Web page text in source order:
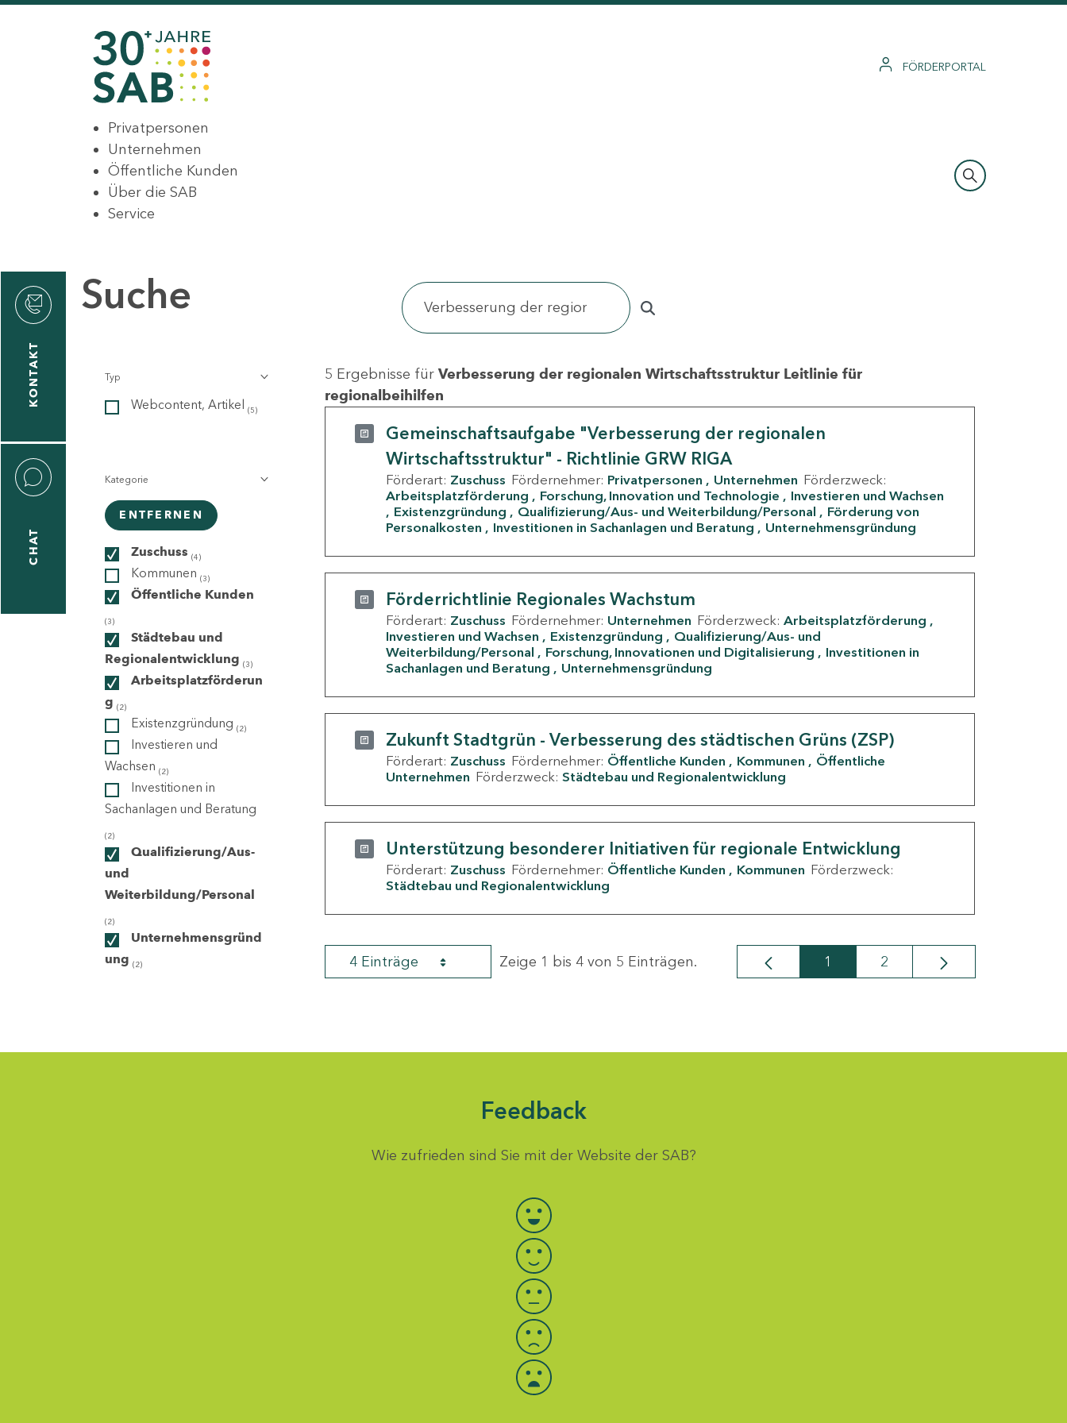
FÖRDERPORTAL
Privatpersonen
Unternehmen
Öffentliche Kunden
Über die SAB
Service
KONTAKT
CHAT
Suche
Typ
Webcontent, Artikel (5)
Kategorie
ENTFERNEN
Zuschuss (4)
Kommunen (3)
Öffentliche Kunden
(3)
Städtebau und
Regionalentwicklung (3)
Arbeitsplatzförderun
g (2)
Existenzgründung (2)
Investieren und
Wachsen (2)
Investitionen in
Sachanlagen und Beratung
(2)
Qualifizierung/Aus-
und
Weiterbildung/Personal
(2)
Unternehmensgründ
ung (2)
5 Ergebnisse für Verbesserung der regionalen Wirtschaftsstruktur Leitlinie für
regionalbeihilfen
Gemeinschaftsaufgabe "Verbesserung der regionalen
Wirtschaftsstruktur" - Richtlinie GRW RIGA
Förderart: Zuschuss Fördernehmer: Privatpersonen Unternehmen Förderzweck:
Arbeitsplatzförderung
Forschung, Innovation und Technologie
Investieren und Wachsen
Existenzgründung
Qualifizierung/Aus- und Weiterbildung/Personal
Förderung von
Personalkosten
Investitionen in Sachanlagen und Beratung Unternehmensgründung
Förderrichtlinie Regionales Wachstum
Förderart: Zuschuss Fördernehmer: Unternehmen Förderzweck: Arbeitsplatzförderung
Investieren und Wachsen
Existenzgründung
Qualifizierung/Aus- und
Weiterbildung/Personal
Forschung, Innovationen und Digitalisierung
Investitionen in
Sachanlagen und Beratung
Unternehmensgründung
Zukunft Stadtgrün - Verbesserung des städtischen Grüns (ZSP)
Förderart: Zuschuss Fördernehmer: Öffentliche Kunden Kommunen
Öffentliche
Unternehmen Förderzweck: Städtebau und Regionalentwicklung
Unterstützung besonderer Initiativen für regionale Entwicklung
Förderart: Zuschuss Fördernehmer: Öffentliche Kunden Kommunen Förderzweck:
Städtebau und Regionalentwicklung
4 Einträge Zeige 1 bis 4 von 5 Einträgen. Seite
1 Seite
2
Feedback
Wie zufrieden sind Sie mit der Website der SAB?
Bewertung auswählen